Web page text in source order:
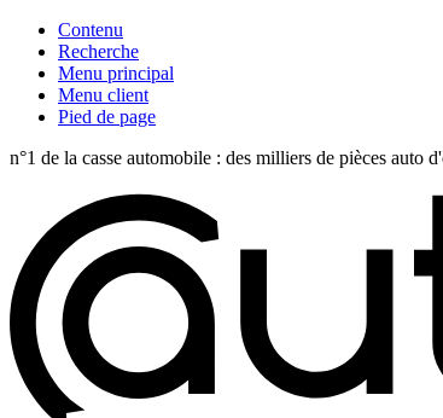
Contenu
Recherche
Menu principal
Menu client
Pied de page
n°1 de la casse automobile : des milliers de pièces